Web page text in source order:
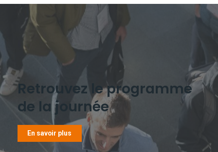
Retrouvez le programme
de la journée
En savoir plus